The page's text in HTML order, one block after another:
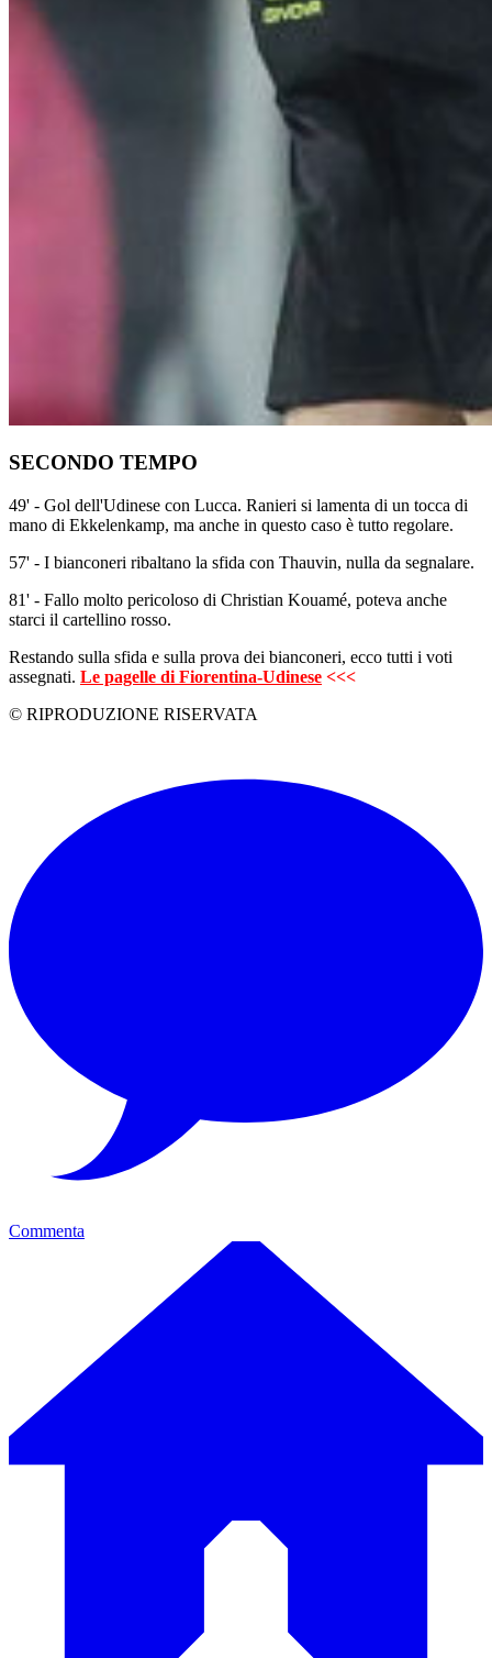
SECONDO TEMPO
49' - Gol dell'Udinese con Lucca. Ranieri si lamenta di un tocca di
mano di Ekkelenkamp, ma anche in questo caso è tutto regolare.
57' - I bianconeri ribaltano la sfida con Thauvin, nulla da segnalare.
81' - Fallo molto pericoloso di Christian Kouamé, poteva anche
starci il cartellino rosso.
Restando sulla sfida e sulla prova dei bianconeri, ecco tutti i voti
assegnati. Le pagelle di Fiorentina-Udinese <<<
© RIPRODUZIONE RISERVATA
Commenta